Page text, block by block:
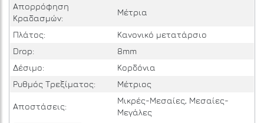
Απορρόφηση
Κραδασμών:
Μέτρια
Πλάτος:
Κανονικό μετατάρσιο
Drop:
8mm
Δέσιμο:
Κορδόνια
Ρυθμός Τρεξίματος:
Μέτριος
Αποστάσεις:
Μικρές-Μεσαίες, Μεσαίες-
Μεγάλες